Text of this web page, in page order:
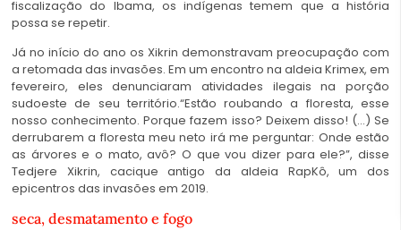
fiscalização do Ibama, os indígenas temem que a história
possa se repetir.
Já no início do ano os Xikrin demonstravam preocupação com
a retomada das invasões. Em um encontro na aldeia Krimex, em
fevereiro, eles denunciaram atividades ilegais na porção
sudoeste de seu território.“Estão roubando a floresta, esse
nosso conhecimento. Porque fazem isso? Deixem disso! (…) Se
derrubarem a floresta meu neto irá me perguntar: Onde estão
as árvores e o mato, avô? O que vou dizer para ele?”, disse
Tedjere Xikrin, cacique antigo da aldeia RapKô, um dos
epicentros das invasões em 2019.
seca, desmatamento e fogo